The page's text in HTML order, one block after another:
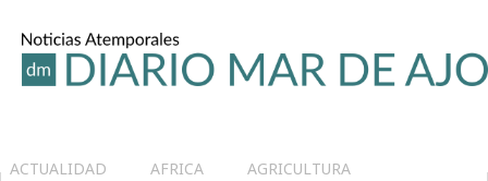
ACTUALIDAD AFRICA AGRICULTURA